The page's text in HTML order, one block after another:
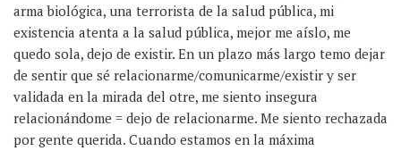
arma biológica, una terrorista de la salud pública, mi
existencia atenta a la salud pública, mejor me aíslo, me
quedo sola, dejo de existir. En un plazo más largo temo dejar
de sentir que sé relacionarme/comunicarme/existir y ser
validada en la mirada del otre, me siento insegura
relacionándome = dejo de relacionarme. Me siento rechazada
por gente querida. Cuando estamos en la máxima